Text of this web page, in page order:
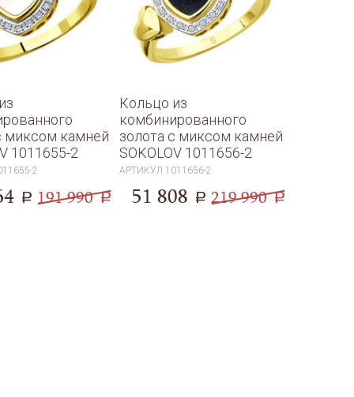
на два пальца разного рода печатки.
миксом камней
1011655-2
2
a 191 990 a
Кольцо из
комбинированного
золота с миксом камней
SOKOLOV 1011656-2
АРТИКУЛ 1011656-2
51 808 a 219 990 a